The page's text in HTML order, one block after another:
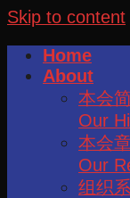
Skip to content
Home
About
本会
Our
本会
Our
组织